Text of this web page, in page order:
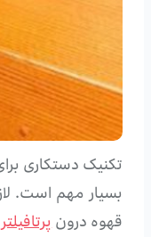
تکنیک دستکاری
بسیار مهم است.
قهوه درونپرتافیلتر